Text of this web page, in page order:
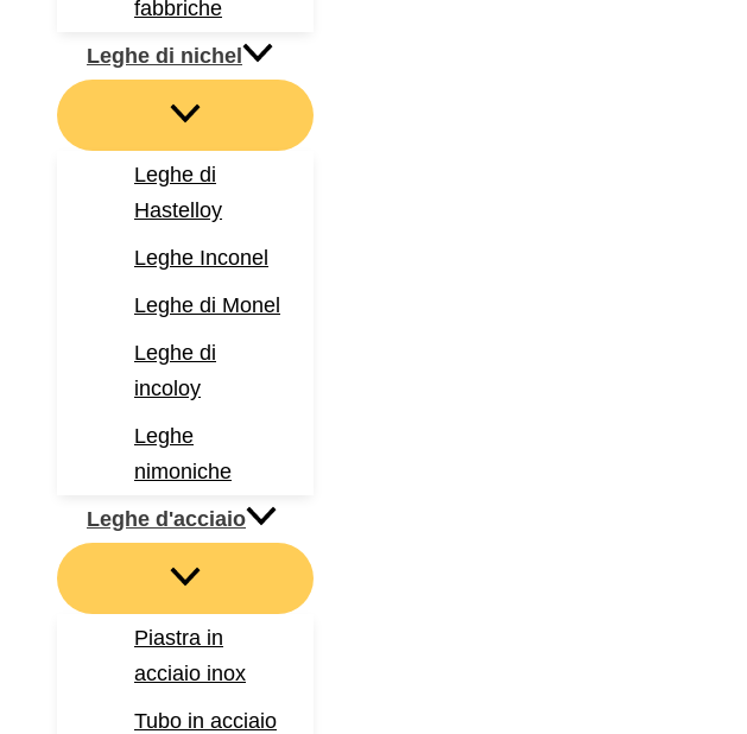
fabbriche
Leghe di nichel
Leghe di
Hastelloy
Leghe Inconel
Leghe di Monel
Leghe di
incoloy
Leghe
nimoniche
Leghe d'acciaio
Piastra in
acciaio inox
Tubo in acciaio